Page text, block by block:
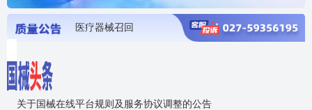
医疗器械召回
关于国械在线平台规则及服务协议调整的公告